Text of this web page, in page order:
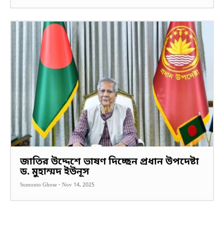
জাতির উদ্দেশে ভাষণ দিচ্ছেন প্রধান উপদেষ্টা
ড. মুহাম্মদ ইউনূস
Sumonto Ghose - Nov 14, 2025